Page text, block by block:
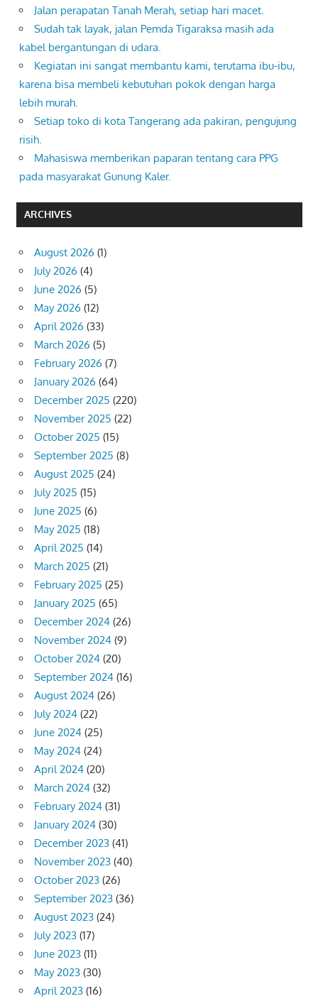
Jalan perapatan Tanah Merah, setiap hari macet.
Sudah tak layak, jalan Pemda Tigaraksa masih ada
kabel bergantungan di udara.
Kegiatan ini sangat membantu kami, terutama ibu-ibu,
karena bisa membeli kebutuhan pokok dengan harga
lebih murah.
Setiap toko di kota Tangerang ada pakiran, pengujung
risih.
Mahasiswa memberikan paparan tentang cara PPG
pada masyarakat Gunung Kaler.
ARCHIVES
August 2026 (1)
July 2026 (4)
June 2026 (5)
May 2026 (12)
April 2026 (33)
March 2026 (5)
February 2026 (7)
January 2026 (64)
December 2025 (220)
November 2025 (22)
October 2025 (15)
September 2025 (8)
August 2025 (24)
July 2025 (15)
June 2025 (6)
May 2025 (18)
April 2025 (14)
March 2025 (21)
February 2025 (25)
January 2025 (65)
December 2024 (26)
November 2024 (9)
October 2024 (20)
September 2024 (16)
August 2024 (26)
July 2024 (22)
June 2024 (25)
May 2024 (24)
April 2024 (20)
March 2024 (32)
February 2024 (31)
January 2024 (30)
December 2023 (41)
November 2023 (40)
October 2023 (26)
September 2023 (36)
August 2023 (24)
July 2023 (17)
June 2023 (11)
May 2023 (30)
April 2023 (16)